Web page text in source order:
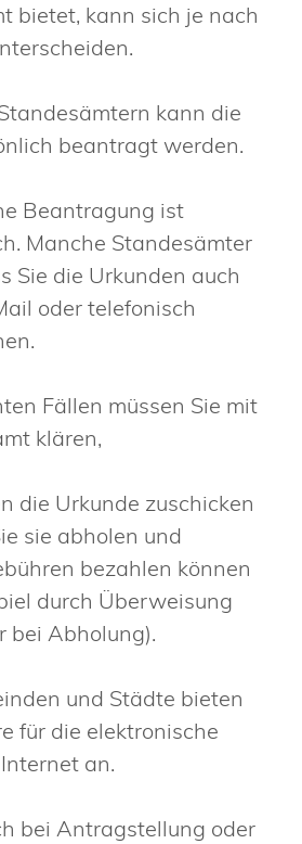
bietet, kann sich je nach
kann die
beantragt werden.
Beantragung ist
Manche Standesämter
Sie die Urkunden auch
oder telefonisch
Fällen müssen Sie mit
klären,
die Urkunde zuschicken
sie abholen und
bezahlen können
durch Überweisung
bei Abholung).
und Städte bieten
für die elektronische
an.
bei Antragstellung oder